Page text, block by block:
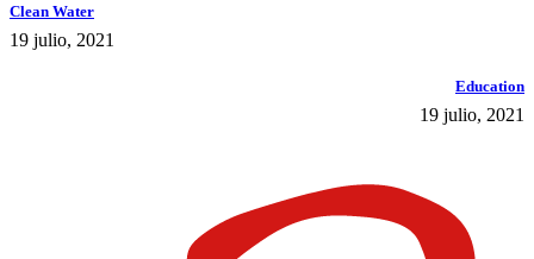
Clean Water
19 julio, 2021
Education
19 julio, 2021